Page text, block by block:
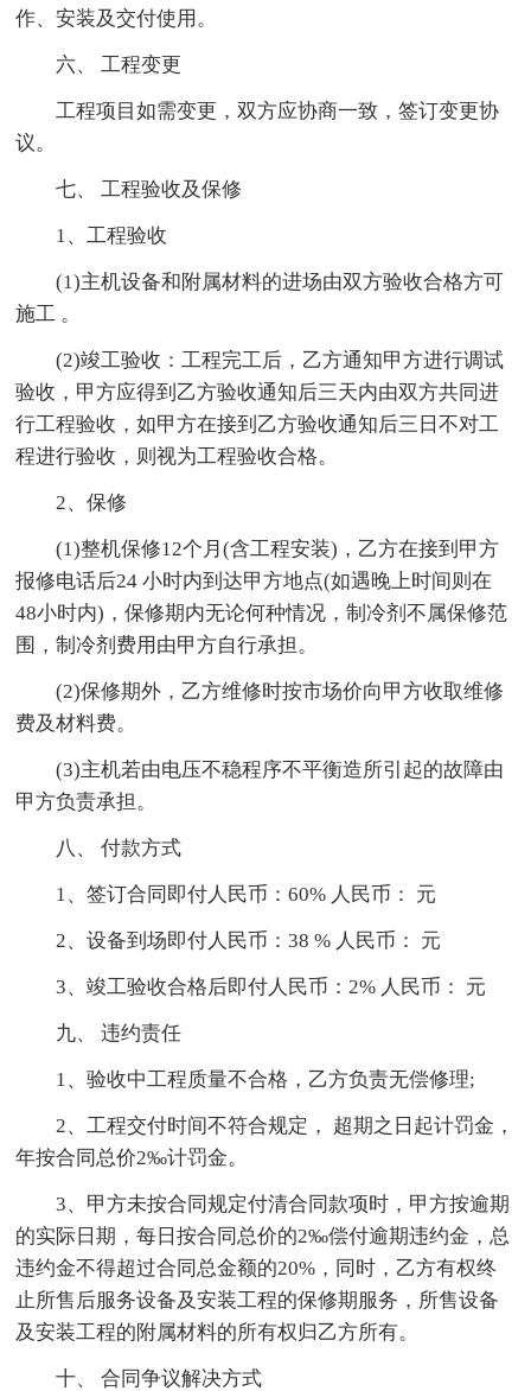
作、安装及交付使用。
六、 工程变更
工程项目如需变更，双方应协商一致，签订变更协
议。
七、 工程验收及保修
1、工程验收
(1)主机设备和附属材料的进场由双方验收合格方可
施工 。
(2)竣工验收：工程完工后，乙方通知甲方进行调试
验收，甲方应得到乙方验收通知后三天内由双方共同进
行工程验收，如甲方在接到乙方验收通知后三日不对工
程进行验收，则视为工程验收合格。
2、保修
(1)整机保修12个月(含工程安装)，乙方在接到甲方
报修电话后24 小时内到达甲方地点(如遇晚上时间则在
48小时内)，保修期内无论何种情况，制冷剂不属保修范
围，制冷剂费用由甲方自行承担。
(2)保修期外，乙方维修时按市场价向甲方收取维修
费及材料费。
(3)主机若由电压不稳程序不平衡造所引起的故障由
甲方负责承担。
八、 付款方式
1、签订合同即付人民币：60% 人民币： 元
2、设备到场即付人民币：38 % 人民币： 元
3、竣工验收合格后即付人民币：2% 人民币： 元
九、 违约责任
1、验收中工程质量不合格，乙方负责无偿修理;
2、工程交付时间不符合规定， 超期之日起计罚金，
年按合同总价2‰计罚金。
3、甲方未按合同规定付清合同款项时，甲方按逾期
的实际日期，每日按合同总价的2‰偿付逾期违约金，总
违约金不得超过合同总金额的20%，同时，乙方有权终
止所售后服务设备及安装工程的保修期服务，所售设备
及安装工程的附属材料的所有权归乙方所有。
十、 合同争议解决方式